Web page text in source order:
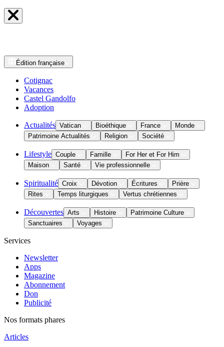
Édition française
Cotignac
Vacances
Castel Gandolfo
Adoption
Actualités Vatican Bioéthique France
Monde
Patrimoine Actualités
Religion Société
Lifestyle Couple Famille
For Her et For Him
Maison
Santé Vie professionnelle
Spiritualité Croix Dévotion Écritures
Prière
Rites
Temps liturgiques Vertus chrétiennes
Découvertes Arts Histoire
Patrimoine Culture
Sanctuaires
Voyages
Services
Newsletter
Apps
Magazine
Abonnement
Don
Publicité
Nos formats phares
Articles